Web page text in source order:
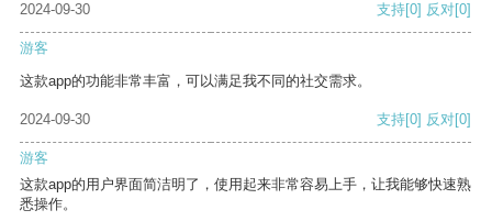
2024-09-30 支持[0] 反对[0]
游客
这款app的功能非常丰富，可以满足我不同的社交需求。
2024-09-30 支持[0] 反对[0]
游客
这款app的用户界面简洁明了，使用起来非常容易上手，让我能够快速熟
悉操作。